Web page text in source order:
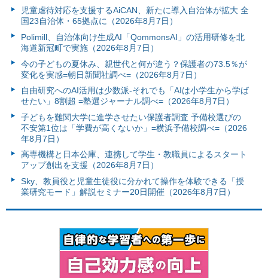
児童虐待対応を支援するAiCAN、新たに導入自治体が拡大 全
国23自治体・65拠点に（2026年8月7日）
Polimill、自治体向け生成AI「QommonsAI」の活用研修を北
海道新冠町で実施（2026年8月7日）
今の子どもの夏休み、親世代と何が違う？保護者の73.5％が
変化を実感=朝日新聞社調べ=（2026年8月7日）
自由研究へのAI活用は少数派-それでも「AIは小学生から学ば
せたい」8割超 =塾選ジャーナル調べ=（2026年8月7日）
子どもを難関大学に進学させたい保護者調査 予備校選びの
不安第1位は「学費が高くないか」=横浜予備校調べ=（2026
年8月7日）
高専機構と日本公庫、連携して学生・教職員によるスタート
アップ創出を支援（2026年8月7日）
Sky、教員役と児童生徒役に分かれて操作を体験できる「授
業研究モード」解説セミナー20日開催（2026年8月7日）